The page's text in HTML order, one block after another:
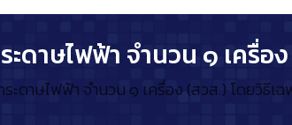
าษไฟฟ้า จำนวน ๑ เครื่อง
ดาษไฟฟ้า จำนวน ๑ เครื่อง (สวส.) โดยวิธีเฉพ